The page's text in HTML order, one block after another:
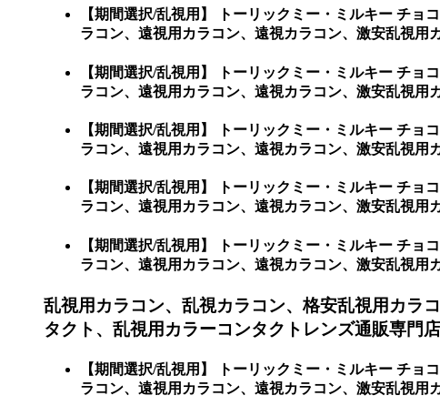
【期間選択/乱視用】 トーリックミー・ミルキー チ
ラコン、遠視用カラコン、遠視カラコン、激安乱視
【期間選択/乱視用】 トーリックミー・ミルキー チ
ラコン、遠視用カラコン、遠視カラコン、激安乱視
【期間選択/乱視用】 トーリックミー・ミルキー チ
ラコン、遠視用カラコン、遠視カラコン、激安乱視
【期間選択/乱視用】 トーリックミー・ミルキー チ
ラコン、遠視用カラコン、遠視カラコン、激安乱視用
【期間選択/乱視用】 トーリックミー・ミルキー チ
ラコン、遠視用カラコン、遠視カラコン、激安乱視用
乱視用カラコン、乱視カラコン、格安乱視用カラ
タクト、乱視用カラーコンタクトレンズ通販専門
【期間選択/乱視用】 トーリックミー・ミルキー チ
ラコン、遠視用カラコン、遠視カラコン、激安乱視用